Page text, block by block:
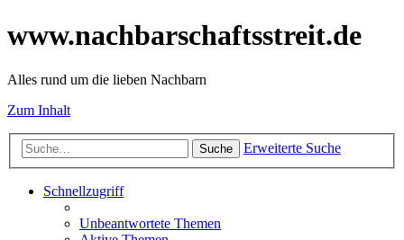
www.nachbarschaftsstreit.de
Alles rund um die lieben Nachbarn
Zum Inhalt
Suche Erweiterte Suche
Schnellzugriff
Unbeantwortete Themen